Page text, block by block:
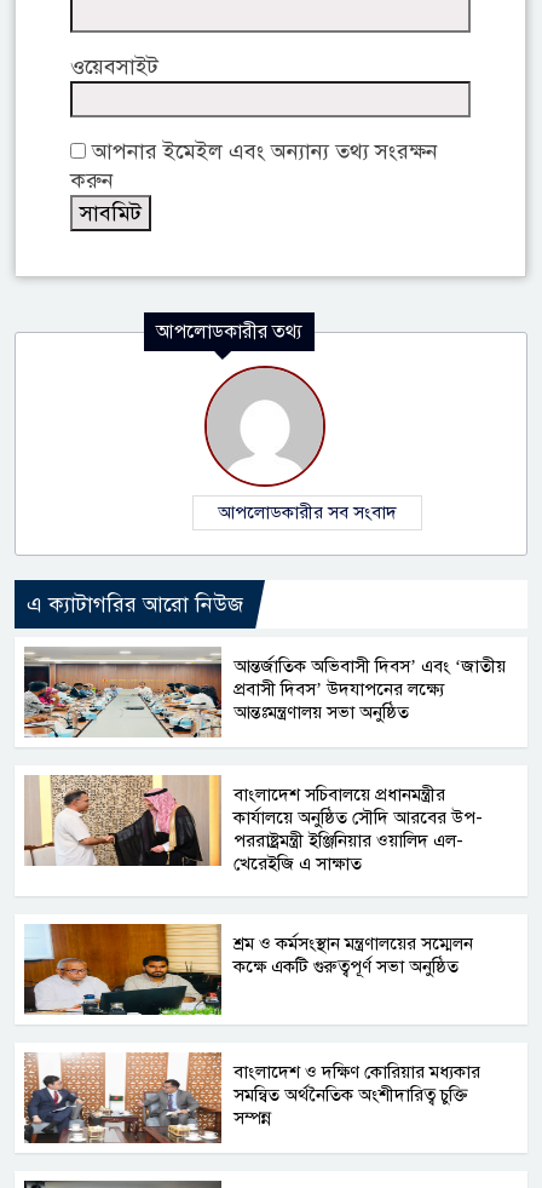
ওয়েবসাইট
আপনার ইমেইল এবং অন্যান্য তথ্য সংরক্ষন
করুন
আপলোডকারীর তথ্য
আপলোডকারীর সব সংবাদ
এ ক্যাটাগরির আরো নিউজ
আন্তর্জাতিক অভিবাসী দিবস’ এবং ‘জাতীয়
প্রবাসী দিবস’ উদযাপনের লক্ষ্যে
আন্তঃমন্ত্রণালয় সভা অনুষ্ঠিত
বাংলাদেশ সচিবালয়ে প্রধানমন্ত্রীর
কার্যালয়ে অনুষ্ঠিত সৌদি আরবের উপ-
পররাষ্ট্রমন্ত্রী ইঞ্জিনিয়ার ওয়ালিদ এল-
খেরেইজি এ সাক্ষাত
শ্রম ও কর্মসংস্থান মন্ত্রণালয়ের সম্মেলন
কক্ষে একটি গুরুত্বপূর্ণ সভা অনুষ্ঠিত
বাংলাদেশ ও দক্ষিণ কোরিয়ার মধ্যকার
সমন্বিত অর্থনৈতিক অংশীদারিত্ব চুক্তি
সম্পন্ন